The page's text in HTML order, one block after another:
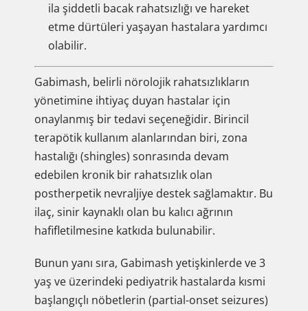
ila şiddetli bacak rahatsızlığı ve hareket
etme dürtüleri yaşayan hastalara yardımcı
olabilir.
Gabimash, belirli nörolojik rahatsızlıkların
yönetimine ihtiyaç duyan hastalar için
onaylanmış bir tedavi seçeneğidir. Birincil
terapötik kullanım alanlarından biri, zona
hastalığı (shingles) sonrasında devam
edebilen kronik bir rahatsızlık olan
postherpetik nevraljiye destek sağlamaktır. Bu
ilaç, sinir kaynaklı olan bu kalıcı ağrının
hafifletilmesine katkıda bulunabilir.
Bunun yanı sıra, Gabimash yetişkinlerde ve 3
yaş ve üzerindeki pediyatrik hastalarda kısmi
başlangıçlı nöbetlerin (partial-onset seizures)